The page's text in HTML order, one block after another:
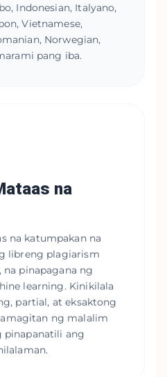
Indonesian, Italyano,
Vietnamese,
Norwegian,
pang iba.
na
na katumpakan na
libreng plagiarism
na pinapagana ng
learning. Kinikilala
partial, at eksaktong
ng malalim
pinapanatili ang